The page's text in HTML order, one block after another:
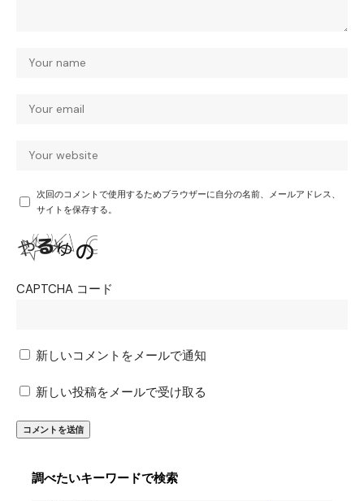
次回のコメントで使用するためブラウザーに自分の名前、メールアドレス、
サイトを保存する。
CAPTCHA コード
新しいコメントをメールで通知
新しい投稿をメールで受け取る
調べたいキーワードで検索